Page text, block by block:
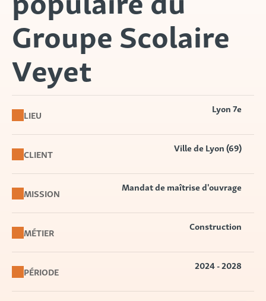
Groupe Scolaire
Veyet
LIEU
Lyon 7e
CLIENT
Ville de Lyon (69)
MISSION
Mandat de maîtrise d'ouvrage
MÉTIER
Construction
PÉRIODE
2024 - 2028